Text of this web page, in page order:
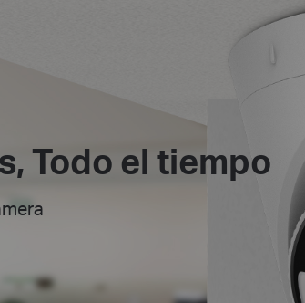
Todo el tiempo